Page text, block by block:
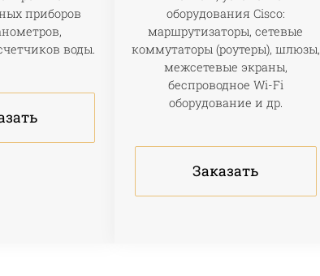
приборов
воды.
оборудования Cisco:
маршрутизаторы, сетевые
коммутаторы (роутеры), шлюзы,
межсетевые экраны,
беспроводное Wi-Fi
оборудование и др.
Заказать